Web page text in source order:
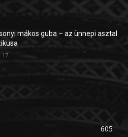
mákos guba – az ünnepi asztal
605